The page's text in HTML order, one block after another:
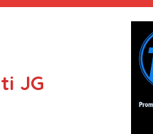
JG